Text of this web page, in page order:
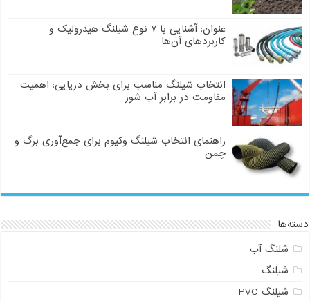
عنوان: آشنایی با ۷ نوع شیلنگ هیدرولیک و
کاربردهای آن‌ها
انتخاب شیلنگ مناسب برای بخش دریایی: اهمیت
مقاومت در برابر آب شور
راهنمای انتخاب شیلنگ وکیوم برای جمع‌آوری برگ و
چمن
دسته‌ها
شلنگ آب
شیلنگ
شیلنگ PVC